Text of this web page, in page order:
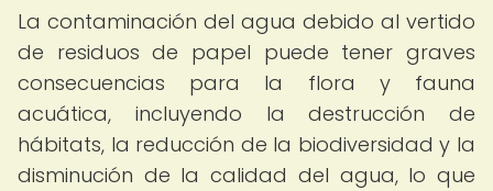
La contaminación del agua debido al vertido
de residuos de papel puede tener graves
consecuencias para la flora y fauna
acuática, incluyendo la destrucción de
hábitats, la reducción de la biodiversidad y la
disminución de la calidad del agua, lo que